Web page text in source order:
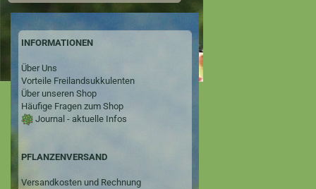
INFORMATIONEN
Über Uns
Vorteile Freilandsukkulenten
Über unseren Shop
Häufige Fragen zum Shop
Journal - aktuelle Infos
PFLANZENVERSAND
Versandkosten und Rechnung